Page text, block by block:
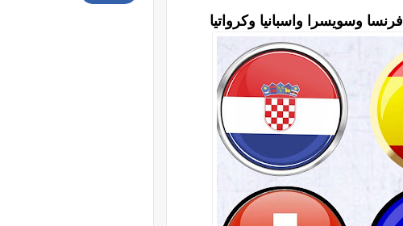
وسويسرا واسبانيا وكرواتيا